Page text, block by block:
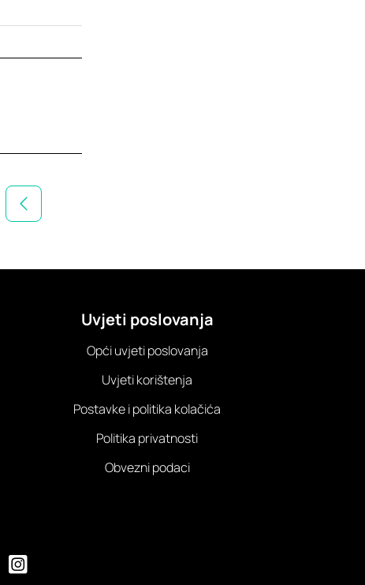
Uvjeti poslovanja
Opći uvjeti poslovanja
Uvjeti korištenja
Postavke i politika kolačića
Politika privatnosti
Obvezni podaci